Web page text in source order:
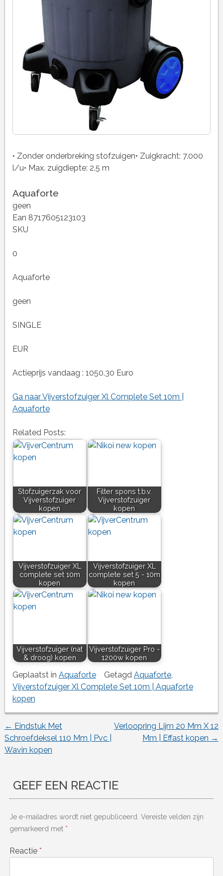
• Zonder onderbreking stofzuigen• Zuigkracht: 7.000
l/u• Max. zuigdiepte: 2.5 m
Aquaforte
geen
Ean 8717605123103
SKU
0
Aquaforte
geen
SINGLE
EUR
Actieprijs vandaag : 1050.30 Euro
Ga naar Vijverstofzuiger Xl Complete Set 10m |
Aquaforte
Related Posts:
Stofzuigerzak voor
Vijverstofzuiger
kopen
Filter spons t.b.v.
Vijverstofzuiger
kopen
Vijverstofzuiger XL
complete set 10m
kopen
Vijverstofzuiger XL
complete set 5 - 10m
kopen
Vijverstofzuiger (nat
& droog) kopen
Vijverstofzuiger Pro -
1200w kopen
Geplaatst in Aquaforte Getagd Aquaforte,
Vijverstofzuiger Xl Complete Set 10m | Aquaforte
kopen
Berichtnavigatie
← Eindstuk Met
Schroefdeksel 110 Mm | Pvc |
Wavin kopen
Verloopring Lijm 20 Mm X 12
Mm | Effast kopen →
GEEF EEN REACTIE
Je e-mailadres wordt niet gepubliceerd. Vereiste velden zijn
gemarkeerd met *
Reactie *